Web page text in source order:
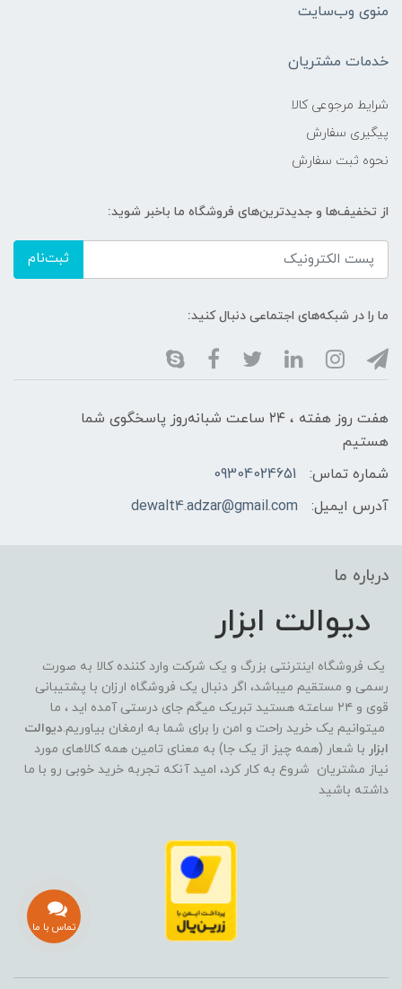
منوی وب‌سایت
خدمات مشتریان
شرایط مرجوعی کالا
پیگیری سفارش
نحوه ثبت سفارش
از تخفیف‌ها و جدیدترین‌های فروشگاه ما باخبر شوید:
ثبت‌نام
ما را در شبکه‌های اجتماعی دنبال کنید:
هفت روز هفته ، ۲۴ ساعت شبانه‌روز پاسخگوی شما
هستیم
شماره تماس:
09304024651
آدرس ایمیل:
dewalt4.adzar@gmail.com
درباره ما
دیوالت ابزار
یک فروشگاه اینترنتی بزرگ و یک شرکت وارد کننده کالا به صورت
رسمی و مستقیم میباشد، اگر دنبال یک فروشگاه ارزان با پشتیبانی
قوی و ۲۴ ساعته هستید تبریک میگم جای درستی آمده اید ، ما
میتوانیم یک خرید راحت و امن را برای شما به ارمغان بیاوریم.دیوالت
ابزار با شعار (همه چیز از یک جا) به معنای تامین همه کالاهای مورد
نیاز مشتریان شروع به کار کرد، امید آنکه تجربه خرید خوبی رو با ما
داشته باشید
تماس با ما